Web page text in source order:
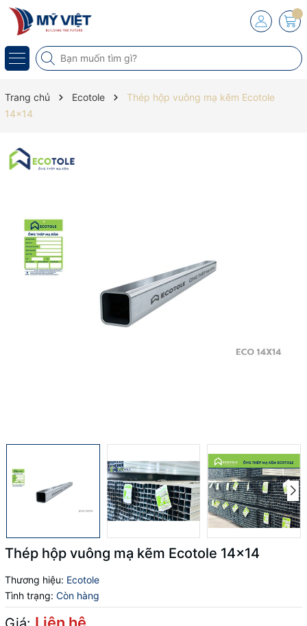
Trang chủ Ecotole
Thép hộp vuông mạ kẽm Ecotole
14x14
Thép hộp vuông mạ kẽm Ecotole 14x14
Thương hiệu: Ecotole
Tình trạng: Còn hàng
Liên hệ